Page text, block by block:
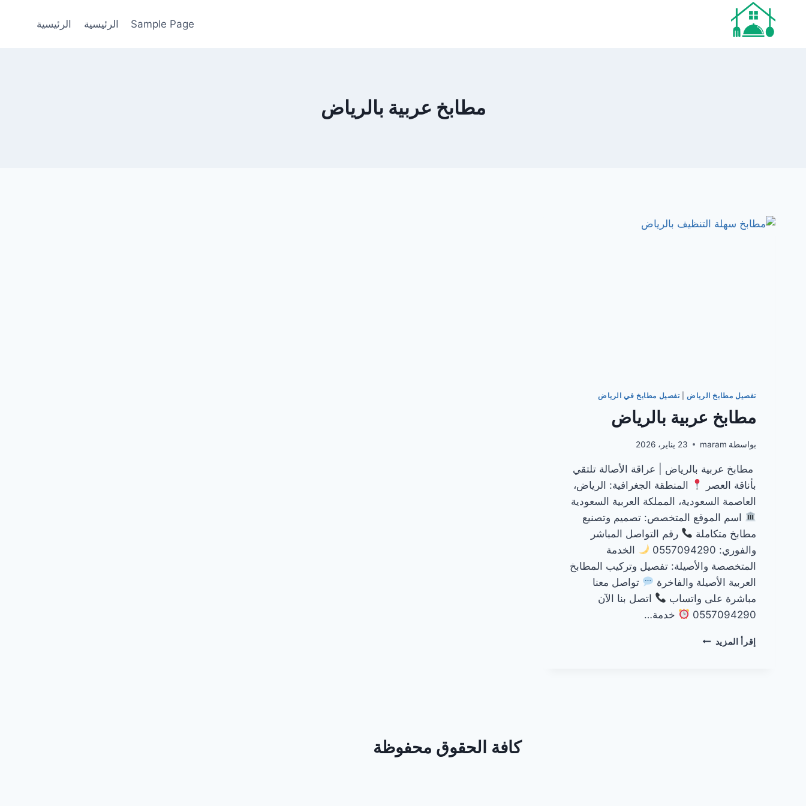
المحتوى
Sample Page الرئيسية الرئيسية
مطابخ عربية بالرياض
تفصيل مطابخ الرياض|تفصيل مطابخ في الرياض
مطابخ عربية بالرياض
بواسطة maram 23 يناير، 2026
مطابخ عربية بالرياض | عراقة الأصالة تلتقي
بأناقة العصر
المنطقة الجغرافية: الرياض،
العاصمة السعودية، المملكة العربية السعودية
اسم الموقع المتخصص: تصميم وتصنيع
مطابخ متكاملة
رقم التواصل المباشر
والفوري: 0557094290
الخدمة
المتخصصة والأصيلة: تفصيل وتركيب المطابخ
العربية الأصيلة والفاخرة
تواصل معنا
مباشرة على واتساب
اتصل بنا الآن
0557094290
خدمة…
إقرأ المزيد مطابخ
كافة الحقوق محفوظة